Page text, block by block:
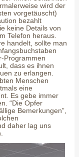
wird der
vorgetäuscht)
bezahlt
keine Details von
Telefon heraus.
handelt, sollte man
Programmen
dass es ihnen
zu erlangen.
Menschen
eine
Es gebe immer
“Die Opfer
Bemerkungen”,
daher lag uns